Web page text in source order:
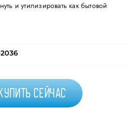
и утилизировать как бытовой
2036
сейчас